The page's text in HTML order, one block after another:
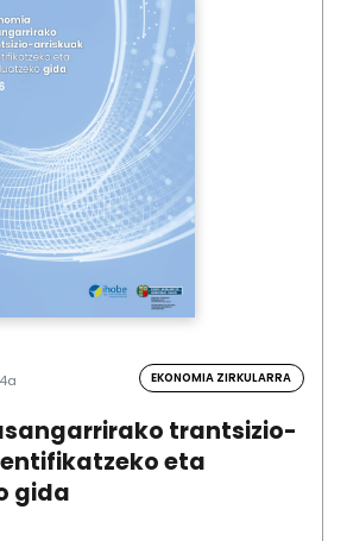
EKONOMIA ZIRKULARRA
trantsizio-
eta
gida